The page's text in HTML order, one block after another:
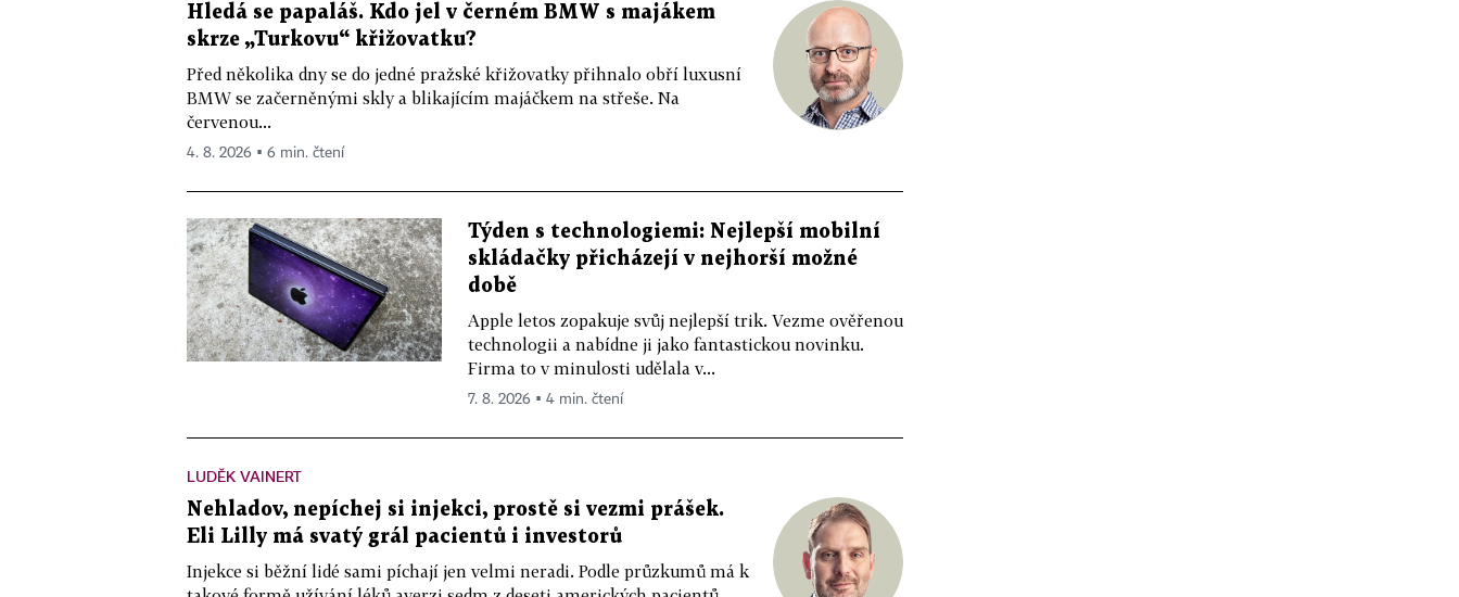
Hledá se papaláš. Kdo jel v černém BMW s majákem
skrze „Turkovu“ křižovatku?
Před několika dny se do jedné pražské křižovatky přihnalo obří luxusní
BMW se začerněnými skly a blikajícím majáčkem na střeše. Na
červenou...
4. 8. 2026 ▪ 6 min. čtení
Týden s technologiemi: Nejlepší mobilní
skládačky přicházejí v nejhorší možné
době
Apple letos zopakuje svůj nejlepší trik. Vezme ověřenou
technologii a nabídne ji jako fantastickou novinku.
Firma to v minulosti udělala v...
7. 8. 2026 ▪ 4 min. čtení
LUDĚK VAINERT
Nehladov, nepíchej si injekci, prostě si vezmi prášek.
Eli Lilly má svatý grál pacientů i investorů
Injekce si běžní lidé sami píchají jen velmi neradi. Podle průzkumů má k